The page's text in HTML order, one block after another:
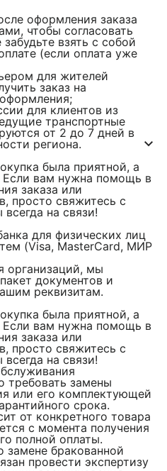
оформления заказа
чтобы согласовать
взять с собой
(если оплата уже
для жителей
заказ на
для клиентов из
транспортные
от 2 до 7 дней в
региона.
была приятной, а
вам нужна помощь в
заказа или
просто свяжитесь с
на связи!
для физических лиц
(Visa, MasterCard, МИР
организаций, мы
документов и
реквизитам.
была приятной, а
вам нужна помощь в
заказа или
просто свяжитесь с
на связи!
требовать замены
или его комплектующей
срока.
от конкретного товара
с момента получения
полной оплаты.
замене бракованной
провести экспертизу